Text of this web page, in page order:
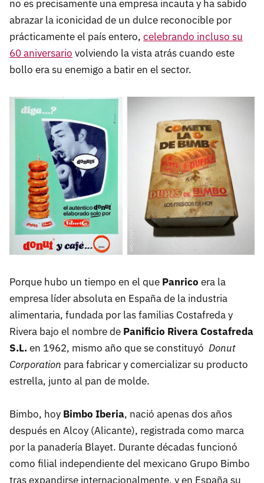
no es precisamente una empresa incauta y ha sabido
abrazar la iconicidad de un dulce reconocible por
prácticamente el país entero, celebrando incluso su
60 aniversario volviendo la vista atrás cuando este
bollo era su enemigo a batir en el sector.
Porque hubo un tiempo en el que Panrico era la
empresa líder absoluta en España de la industria
alimentaria, fundada por las familias Costafreda y
Rivera bajo el nombre de Panificio Rivera Costafreda
S.L.en 1962, mismo año que se constituyó Donut
Corporation para fabricar y comercializar su producto
estrella, junto al pan de molde.
Bimbo, hoy Bimbo Iberia, nació apenas dos años
después en Alcoy (Alicante), registrada como marca
por la panadería Blayet. Durante décadas funcionó
como filial independiente del mexicano Grupo Bimbo
tras expandirse internacionalmente, y en España su